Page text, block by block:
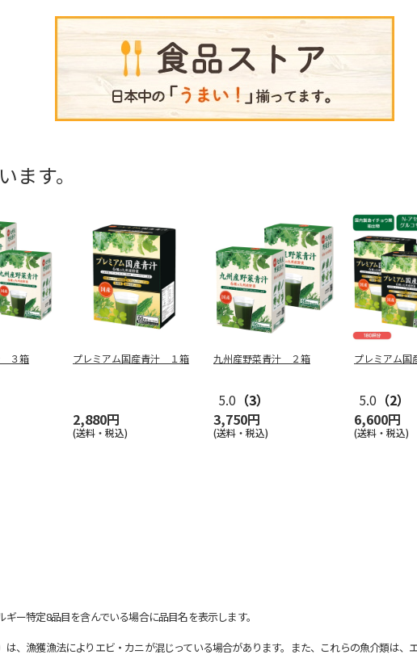
す。
３箱 プレミアム国産青汁 １箱
2,880円
(送料・税込)
九州産野菜青汁 ２箱
5.0 （3）
3,750円
(送料・税込)
プレミアム
5.0 （2）
6,600円
(送料・税込)
ー特定8品目を含んでいる場合に品目名を表示します。
漁獲漁法によりエビ・カニが混じっている場合があります。また、これらの魚介類は、